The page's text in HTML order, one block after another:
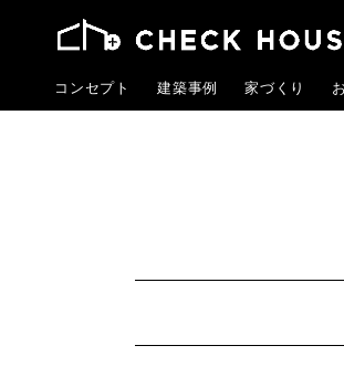
コンセプト 建築事例 家づくり